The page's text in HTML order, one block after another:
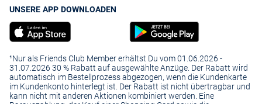
UNSERE APP DOWNLOADEN
¹Nur als Friends Club Member erhältst Du vom 01.06.2026 -
31.07.2026 30 % Rabatt auf ausgewählte Anzüge. Der Rabatt wird
automatisch im Bestellprozess abgezogen, wenn die Kundenkarte
im Kundenkonto hinterlegt ist. Der Rabatt ist nicht übertragbar und
kann nicht mit anderen Aktionen kombiniert werden. Eine